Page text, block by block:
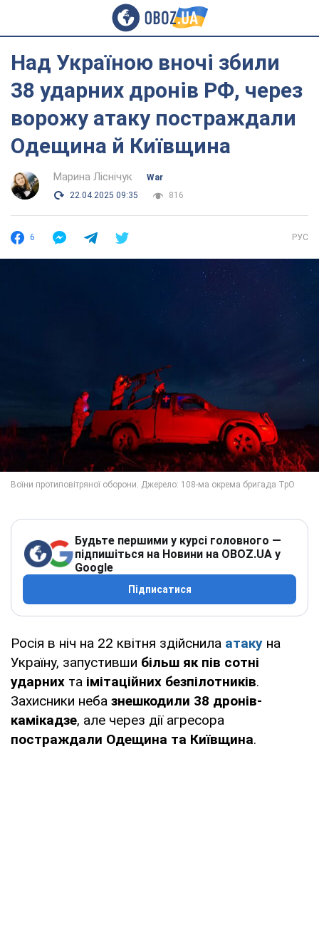
Над Україною вночі збили
38 ударних дронів РФ, через
ворожу атаку постраждали
Одещина й Київщина
Марина Ліснічук
War
22.04.2025 09:35
816
6 РУС
Будьте першими у курсі головного —
підпишіться на Новини на OBOZ.UA у
Google
Підписатися
Росія в ніч на 22 квітня здійснила атаку на
Україну, запустивши більш як пів сотні
ударних та імітаційних безпілотників.
Захисники неба знешкодили 38 дронів-
камікадзе, але через дії агресора
постраждали Одещина та Київщина.